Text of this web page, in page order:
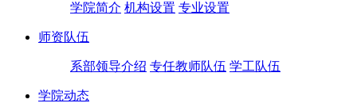
学院简介 机构设置 专业设置
师资队伍
系部领导介绍 专任教师队伍 学工队伍
学院动态